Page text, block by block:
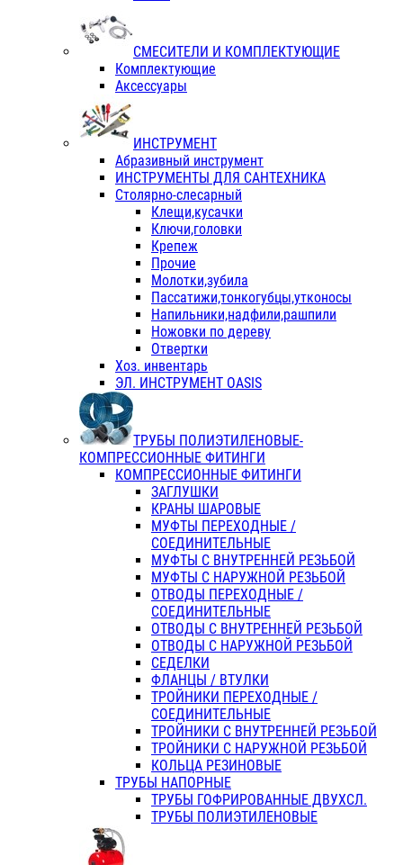
СМЕСИТЕЛИ И КОМПЛЕКТУЮЩИЕ
Комплектующие
Аксессуары
ИНСТРУМЕНТ
Абразивный инструмент
ИНСТРУМЕНТЫ ДЛЯ САНТЕХНИКА
Столярно-слесарный
Клещи,кусачки
Ключи,головки
Крепеж
Прочие
Молотки,зубила
Пассатижи,тонкогубцы,утконосы
Напильники,надфили,рашпили
Ножовки по дереву
Отвертки
Хоз. инвентарь
ЭЛ. ИНСТРУМЕНТ OASIS
ТРУБЫ ПОЛИЭТИЛЕНОВЫЕ-
КОМПРЕССИОННЫЕ ФИТИНГИ
КОМПРЕССИОННЫЕ ФИТИНГИ
ЗАГЛУШКИ
КРАНЫ ШАРОВЫЕ
МУФТЫ ПЕРЕХОДНЫЕ /
СОЕДИНИТЕЛЬНЫЕ
МУФТЫ С ВНУТРЕННЕЙ РЕЗЬБОЙ
МУФТЫ С НАРУЖНОЙ РЕЗЬБОЙ
ОТВОДЫ ПЕРЕХОДНЫЕ /
СОЕДИНИТЕЛЬНЫЕ
ОТВОДЫ С ВНУТРЕННЕЙ РЕЗЬБОЙ
ОТВОДЫ С НАРУЖНОЙ РЕЗЬБОЙ
СЕДЕЛКИ
ФЛАНЦЫ / ВТУЛКИ
ТРОЙНИКИ ПЕРЕХОДНЫЕ /
СОЕДИНИТЕЛЬНЫЕ
ТРОЙНИКИ С ВНУТРЕННЕЙ РЕЗЬБОЙ
ТРОЙНИКИ С НАРУЖНОЙ РЕЗЬБОЙ
КОЛЬЦА РЕЗИНОВЫЕ
ТРУБЫ НАПОРНЫЕ
ТРУБЫ ГОФРИРОВАННЫЕ ДВУХСЛ.
ТРУБЫ ПОЛИЭТИЛЕНОВЫЕ